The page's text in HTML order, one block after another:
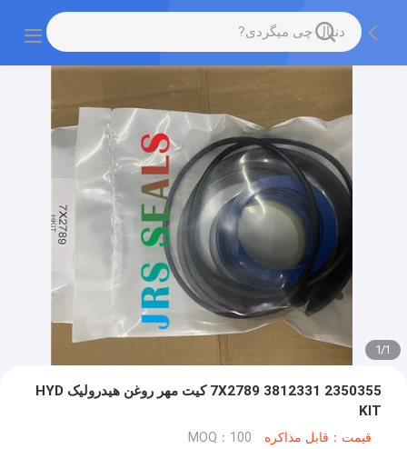
1
/
1
7X2789 3812331 2350355 کیت مهر روغن هیدرولیک HYD
KIT
قیمت：قابل مذاکره MOQ：100